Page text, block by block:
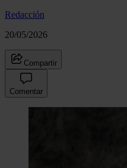
Redacción
20/05/2026
Compartir
Comentar